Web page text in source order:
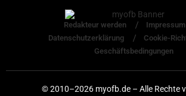
Redakteur werden
Impressum
Datenschutzerklärung
Cookie-
Geschäftsbedingungen
© 2010–2026 myofb.de – Alle Rechte